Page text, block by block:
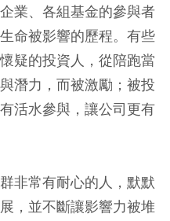
業、各組基金的參與者
命被影響的歷程。有些
疑的投資人，從陪跑當
潛力，而被激勵；被投
活水參與，讓公司更有
非常有耐心的人，默默
，並不斷讓影響力被堆